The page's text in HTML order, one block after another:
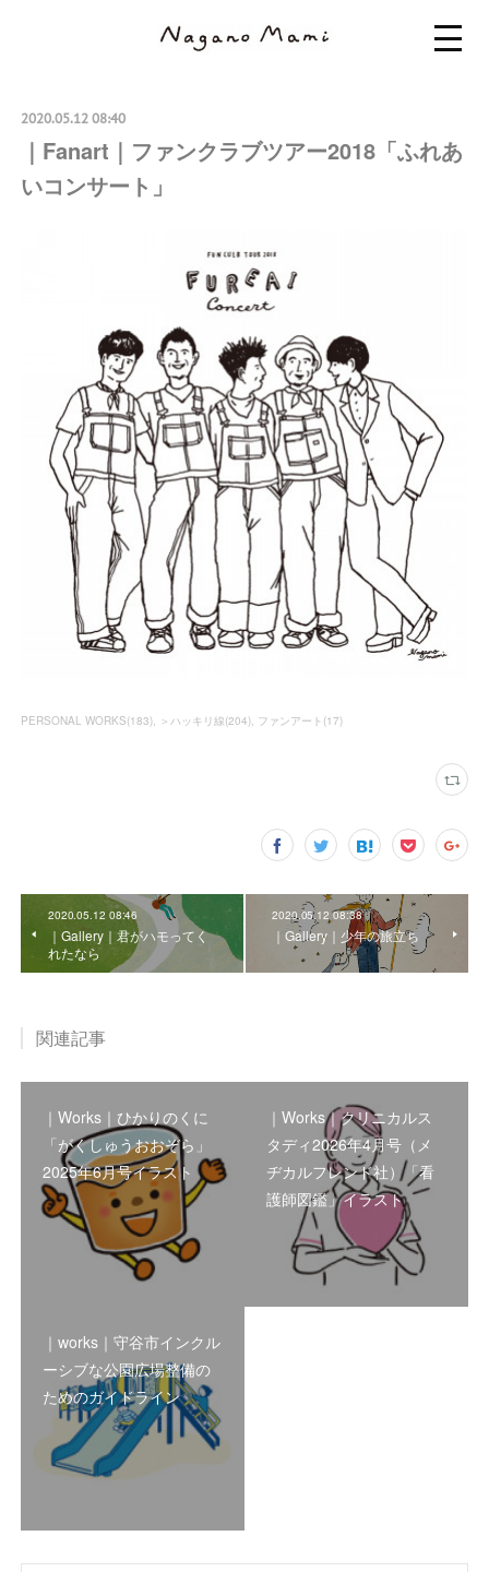
2020.05.12 08:40
｜Fanart｜ファンクラブツアー2018「ふれあ
いコンサート」
PERSONAL WORKS(183) ＞ハッキリ線(204) ファンアート (17)
2020.05.12 08:46
｜Gallery｜君がハモってく
れたなら
2020.05.12 08:38
｜Gallery｜少年の旅立ち
関連記事
｜Works｜ひかりのくに
「がくしゅうおおぞら」
2025年6月号イラスト
｜Works｜クリニカルス
タディ2026年4月号（メ
ヂカルフレンド社）「看
護師図鑑」イラスト
｜works｜守谷市インクル
ーシブな公園広場整備の
ためのガイドライン